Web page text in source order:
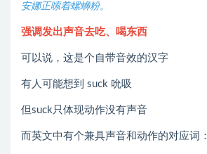
安娜正嗦着螺蛳粉。
强调发出声音去吃、喝东西
可以说，这是个自带音效的汉字
有人可能想到 suck 吮吸
但suck只体现动作没有声音
而英文中有个兼具声音和动作的对应词：